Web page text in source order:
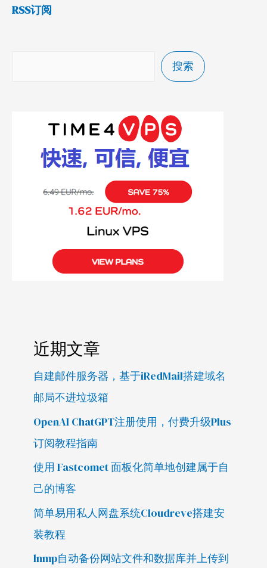
RSS订阅
搜索
近期文章
自建邮件服务器，基于iRedMail搭建域名
邮局不进垃圾箱
OpenAI ChatGPT注册使用，付费升级Plus
订阅教程指南
使用 Fastcomet 面板化简单地创建属于自
己的博客
简单易用私人网盘系统Cloudreve搭建安
装教程
lnmp自动备份网站文件和数据库并上传到